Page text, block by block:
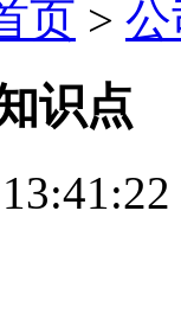
页 >
识点